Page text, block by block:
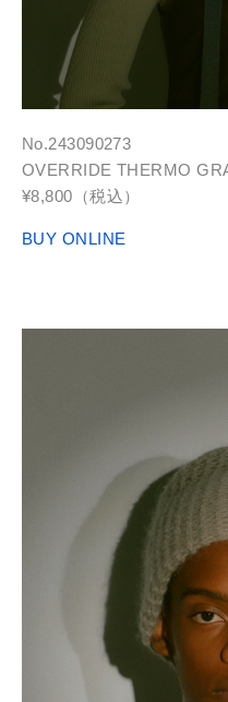
No.243090273
OVERRIDE THERMO
¥8,800（税込）
BUY ONLINE